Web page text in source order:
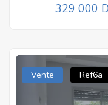
329 000
Vente Ref6a